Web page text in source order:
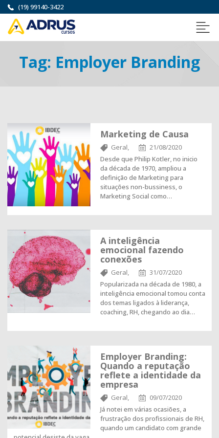
(19) 99140-3422
Tag: Employer Branding
Marketing de Causa
Geral,
21/08/2020
Desde que Philip Kotler, no inicio
da década de 1970, ampliou a
definição de Marketing para
situações non-bussiness, o
Marketing Social como…
A inteligência
emocional fazendo
conexões
Geral,
31/07/2020
Popularizada na década de 1980, a
inteligência emocional tomou conta
dos temas ligados à liderança,
coaching, RH, chegando ao dia…
Employer Branding:
Quando a reputação
reflete a identidade da
empresa
Geral,
09/07/2020
Já notei em várias ocasiões, a
frustração dos profissionais de RH,
quando um candidato com grande